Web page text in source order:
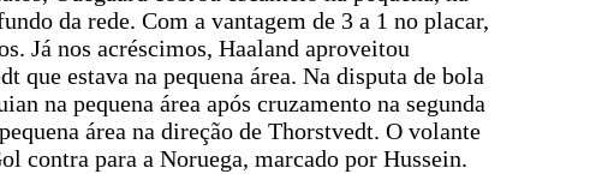
da rede. Com a vantagem de 3 a 1 no placar,
Já nos acréscimos, Haaland aproveitou
que estava na pequena área. Na disputa de bola
na pequena área após cruzamento na segunda
área na direção de Thorstvedt. O volante
contra para a Noruega, marcado por Hussein.